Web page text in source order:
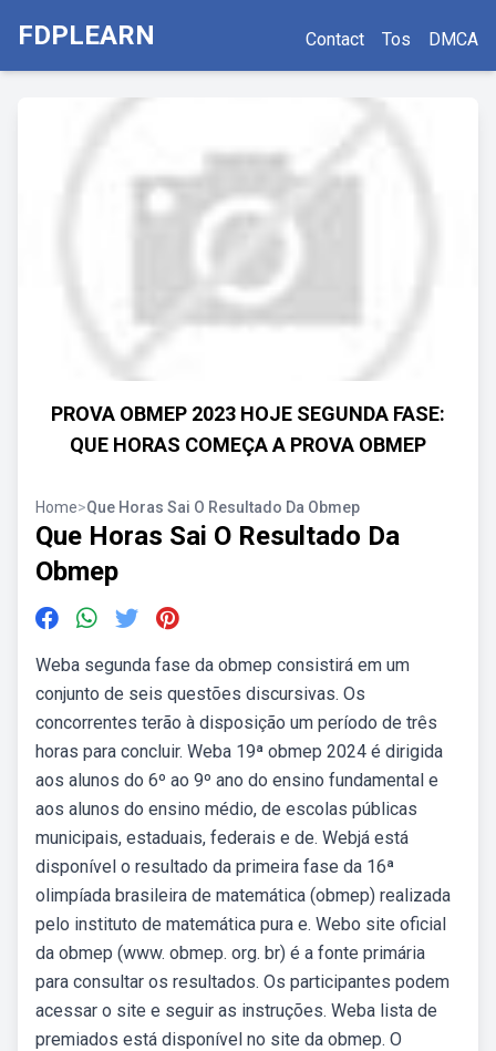
FDPLEARN Contact Tos DMCA
PROVA OBMEP 2023 HOJE SEGUNDA FASE:
QUE HORAS COMEÇA A PROVA OBMEP
Home>Que Horas Sai O Resultado Da Obmep
Que Horas Sai O Resultado Da
Obmep
Weba segunda fase da obmep consistirá em um
conjunto de seis questões discursivas. Os
concorrentes terão à disposição um período de três
horas para concluir. Weba 19ª obmep 2024 é dirigida
aos alunos do 6º ao 9º ano do ensino fundamental e
aos alunos do ensino médio, de escolas públicas
municipais, estaduais, federais e de. Webjá está
disponível o resultado da primeira fase da 16ª
olimpíada brasileira de matemática (obmep) realizada
pelo instituto de matemática pura e. Webo site oficial
da obmep (www. obmep. org. br) é a fonte primária
para consultar os resultados. Os participantes podem
acessar o site e seguir as instruções. Weba lista de
premiados está disponível no site da obmep. O